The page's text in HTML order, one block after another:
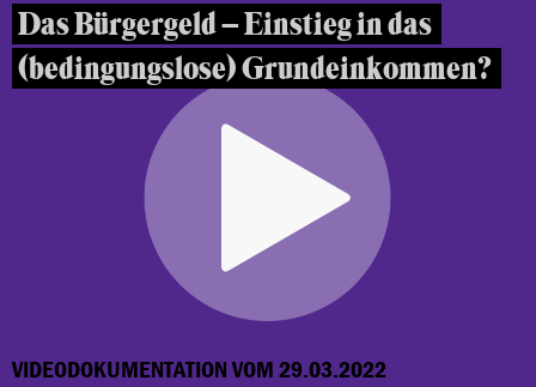
Das Bürgergeld – Einstieg in das
(bedingungslose) Grundeinkommen?
VIDEODOKUMENTATION VOM 29.03.2022